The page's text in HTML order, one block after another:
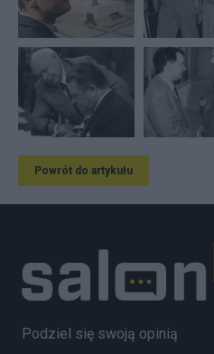
Powrót do artykułu
Podziel się swoją opinią